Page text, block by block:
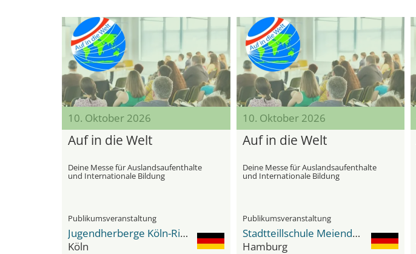
10. Oktober 2026
Auf in die Welt
Deine Messe für Auslandsaufenthalte
und Internationale Bildung
Publikumsveranstaltung
Jugendherberge Köln-Riehl
Köln
10. Oktober 2026
Auf in die Welt
Deine Messe für Auslandsaufenthalte
und Internationale Bildung
Publikumsveranstaltung
Stadtteillschule Meiendorf
Hamburg